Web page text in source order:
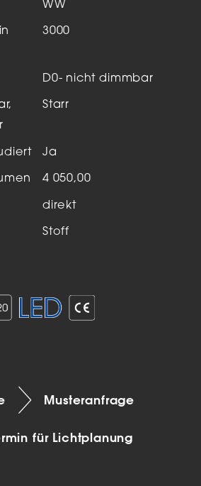
WW
3000
D0- nicht dimmbar
Starr
Ja
4 050,00
direkt
Stoff
Musteranfrage
für Lichtplanung